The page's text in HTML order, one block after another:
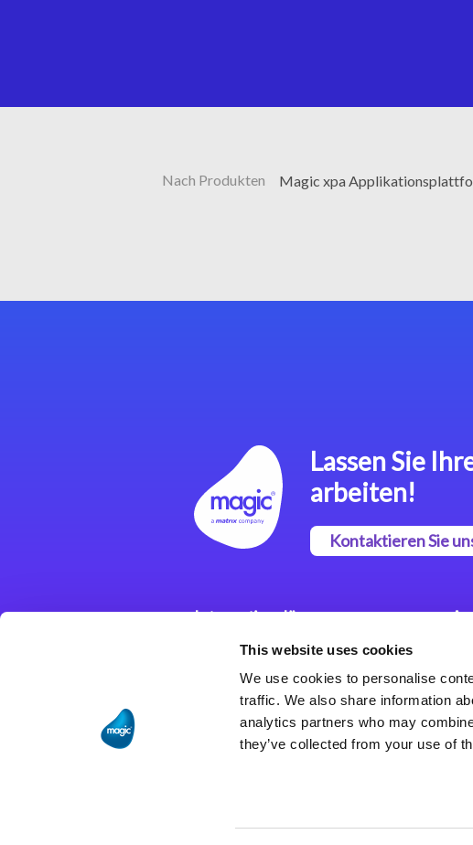
This website uses cookies
We use cookies to personalise
traffic. We also share information
analytics partners who may
they’ve collected from your use of
Nach Produkten Magic xpa
Lassen Sie
arbeiten!
Kontaktieren Sie
Integrationslösungen
Magic xpi
Integrationsplattform